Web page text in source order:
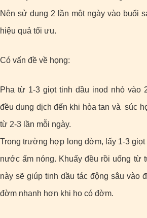
Nên sử dụng 2 lần một ngày vào buổi
hiệu quả tối ưu.
Có vấn đề về họng:
Pha từ 1-3 giọt tinh dầu inod nhỏ vào
đều dung dịch đến khi hòa tan và súc
từ 2-3 lần mỗi ngày.
Trong trường hợp long đờm, lấy 1-3 giọt
nước ấm nóng. Khuấy đều rồi uống từ
này sẽ giúp tinh dầu tác động sâu vào
đờm nhanh hơn khi ho có đờm.